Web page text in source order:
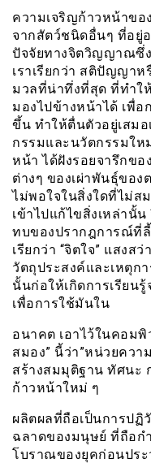
ความเจริญก้าวหน้าขอ
จากสัตว์ชนิดอื่นๆ ที่อยู่
ปัจจัยทางจิตวิญญาณซึ่
เราเรียกว่า สติปัญญา
มวลที่น่าทึ่งที่สุด ที่ทำใ
มองไปข้างหน้าได้ เพื่
ขึ้น ทำให้ตื่นตัวอยู่เสม
กรรมและนวัตกรรมให
หน้า ได้ฝังรอยจารึกขอ
ต่างๆ ของเผ่าพันธุ์ขอ
ไม่พอใจในสิ่งใดที่ไม่ส
เข้าไปแก้ไขสิ่งเหล่านั้น
ทบของปรากฎการณ์ที่
เรียกว่า “จิตใจ” แสงส
วัตถุประสงค์และเหตุก
นั้นก่อให้เกิดการเรียน
เพื่อการใช้มันใน
อนาคต เอาไว้ในคอมพิ
สมอง” นี้ว่า”หน่วยควา
สร้างสมมุติฐาน ทัศนะ
ก้าวหน้าใหม่ ๆ
ผลิตผลที่ถือเป็นการปฏิ
ฉลาดของมนุษย์ ที่ถือก
โบราณของยุคก่อนปร